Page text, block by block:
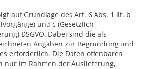
auf Grundlage des Art. 6 Abs. 1 lit. b
und c (Gesetzlich
DSGVO. Dabei sind die als
Angaben zur Begründung und
erforderlich. Die Daten offenbaren
nur im Rahmen der Auslieferung,